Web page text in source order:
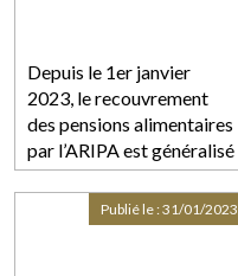
Depuis le 1er janvier
2023, le recouvrement
des pensions alimentaires
par l’ARIPA est généralisé
à l’ensemble des
séparations et divorces
Publié le :31/01/2023